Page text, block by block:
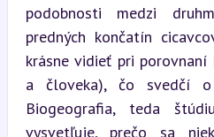
podobnosti medzi
predných končatín
krásne vidieť pri
a človeka), čo svedčí o
Biogeografia, teda
vysvetľuje, prečo sa